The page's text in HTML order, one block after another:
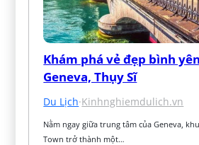
Khám phá vẻ đẹp bình
Geneva, Thụy Sĩ
Du Lịch·Kinhnghiemdulich.vn
Nằm ngay giữa trung tâm của Geneva,
Town trở thành một…